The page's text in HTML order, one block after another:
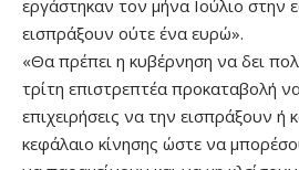
εργάστηκαν τον μήνα Ιούλιο στην
εισπράξουν ούτε ένα ευρώ».
«Θα πρέπει η κυβέρνηση να δει
τρίτη επιστρεπτέα προκαταβολή
επιχειρήσεις να την εισπράξουν ή
κεφάλαιο κίνησης ώστε να